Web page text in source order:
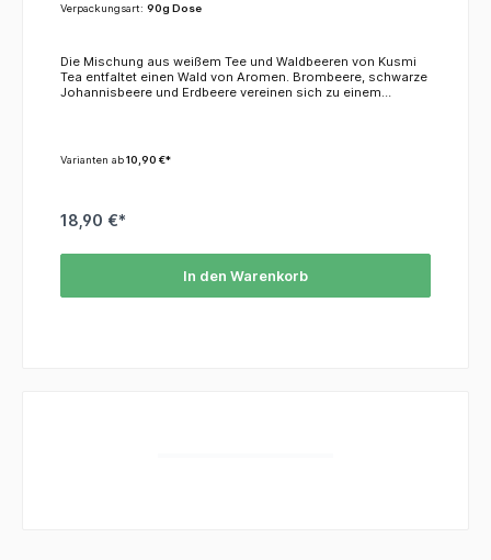
Verpackungsart: 90g Dose
Die Mischung aus weißem Tee und Waldbeeren von Kusmi
Tea entfaltet einen Wald von Aromen. Brombeere, schwarze
Johannisbeere und Erdbeere vereinen sich zu einem
aus kontrolliert biologischem Anbau
Varianten ab10,90 €*
18,90 €*
In den Warenkorb